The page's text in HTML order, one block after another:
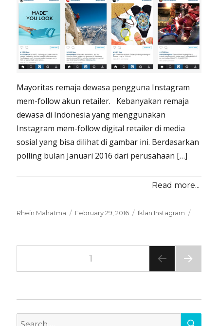
Mayoritas remaja dewasa pengguna Instagram
mem-follow akun retailer. Kebanyakan remaja
dewasa di Indonesia yang menggunakan
Instagram mem-follow digital retailer di media
sosial yang bisa dilihat di gambar ini. Berdasarkan
polling bulan Januari 2016 dari perusahaan […]
Read more...
Rhein Mahatma
Posted
February 29, 2016 Categories
Iklan Instagram
1
Search